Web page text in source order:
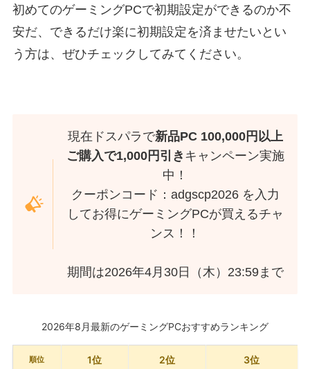
初めてのゲーミングPCで初期設定ができるのか不
安だ、できるだけ楽に初期設定を済ませたいとい
う方は、ぜひチェックしてみてください。
現在ドスパラで新品PC 100,000円以上
ご購入で1,000円引き キャンペーン実施
中！
クーポンコード：adgscp2026 を入力
してお得にゲーミングPCが買えるチャ
ンス！！
期間は2026年4月30日（木）23:59まで
2026年8月最新のゲーミングPCおすすめランキング
順位 1位 2位 3位